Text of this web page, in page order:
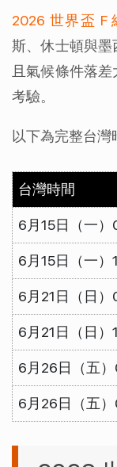
2026 世界盃 F
斯、休士頓與墨
且氣候條件落
考驗。
以下為完整台灣
台灣時間
6月15日（一
6月15日（一）
6月21日（日
6月21日（日）
6月26日（五
6月26日（五